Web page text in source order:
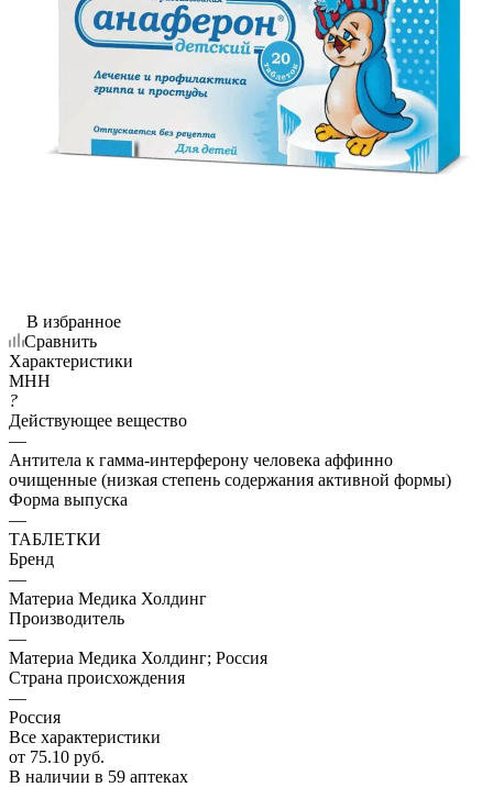
В избранное
Сравнить
Характеристики
МНН
?
Действующее вещество
—
Антитела к гамма-интерферону человека аффинно
очищенные (низкая степень содержания активной формы)
Форма выпуска
—
ТАБЛЕТКИ
Бренд
—
Материа Медика Холдинг
Производитель
—
Материа Медика Холдинг; Россия
Страна происхождения
—
Россия
Все характеристики
от 75.10 руб.
В наличии в 59 аптеках